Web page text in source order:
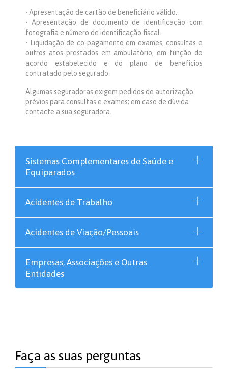
• Apresentação de cartão de beneficiário válido.
• Apresentação de documento de identificação com
fotografia e número de identificação fiscal.
• Liquidação de co-pagamento em exames, consultas e
outros atos prestados em ambulatório, em função do
acordo estabelecido e do plano de benefícios
contratado pelo segurado.
Algumas seguradoras exigem pedidos de autorização
prévios para consultas e exames; em caso de dúvida
contacte a sua seguradora.
Sistemas Complementares de Saúde e
Equiparados
Acidentes de Trabalho
Acidentes de Viação/Pessoais
Empresas, Associações e Outras
Entidades
Faça as suas perguntas